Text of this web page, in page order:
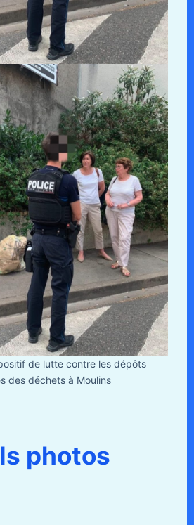
de lutte contre les dépôts
des déchets à Moulins
photos